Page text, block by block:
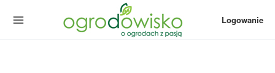
Logowanie